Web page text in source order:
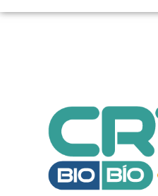
balance
Leer